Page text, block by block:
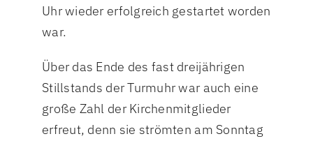
Uhr wieder erfolgreich gestartet worden
war.
Über das Ende des fast dreijährigen
Stillstands der Turmuhr war auch eine
große Zahl der Kirchenmitglieder
erfreut, denn sie strömten am Sonntag